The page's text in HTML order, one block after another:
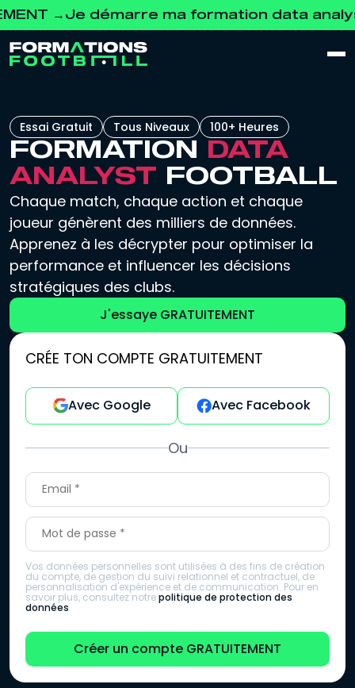
Je démarre ma formation data analyst
Essai Gratuit Tous Niveaux 100+ Heures
FORMATION
DATA
ANALYST FOOTBALL
Chaque match, chaque action et chaque
joueur génèrent des milliers de données.
Apprenez à les décrypter pour optimiser la
performance et influencer les décisions
stratégiques des clubs.
J'essaye GRATUITEMENT
CRÉE TON COMPTE GRATUITEMENT
Avec Google Avec Facebook
Ou
Vos données personnelles sont utilisées à des fins de création
du compte, de gestion du suivi relationnel et contractuel, de
personnalisation d'expérience et de communication. Pour en
savoir plus, consultez notrepolitique de protection des
données.
Créer un compte GRATUITEMENT